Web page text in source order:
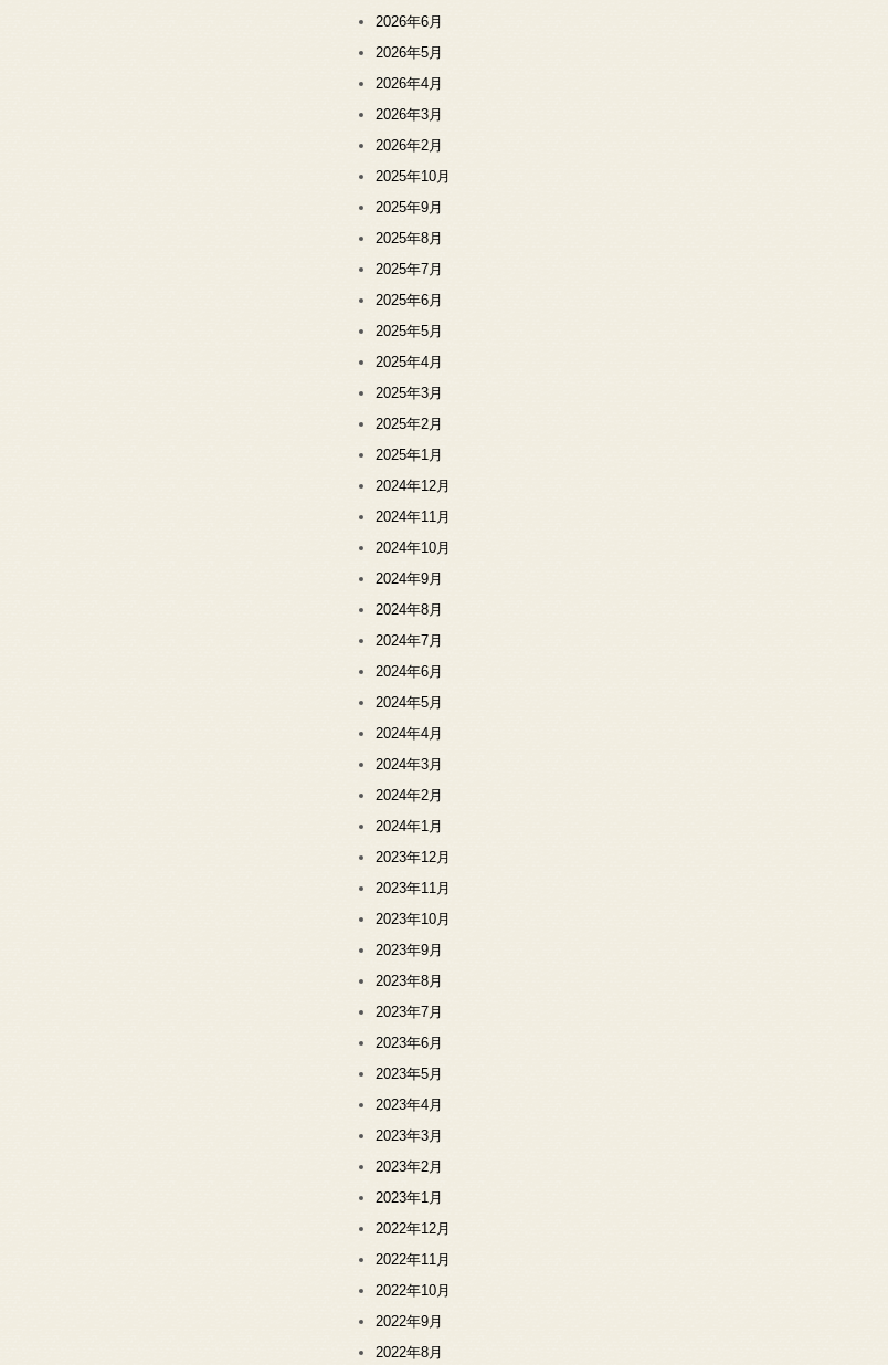
2026年6月
2026年5月
2026年4月
2026年3月
2026年2月
2025年10月
2025年9月
2025年8月
2025年7月
2025年6月
2025年5月
2025年4月
2025年3月
2025年2月
2025年1月
2024年12月
2024年11月
2024年10月
2024年9月
2024年8月
2024年7月
2024年6月
2024年5月
2024年4月
2024年3月
2024年2月
2024年1月
2023年12月
2023年11月
2023年10月
2023年9月
2023年8月
2023年7月
2023年6月
2023年5月
2023年4月
2023年3月
2023年2月
2023年1月
2022年12月
2022年11月
2022年10月
2022年9月
2022年8月